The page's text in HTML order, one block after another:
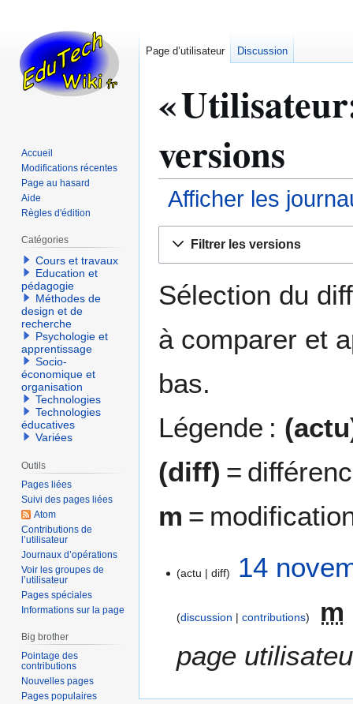
«
versions
Afficher les
navigation
recherche
Filtrer les versions
Sélection du
à comparer et
bas.
Légende :
(diff) =
m =
actu diff 14
discussion contributions
m
page
Page d’utilisateur Discussion
Accueil
Modifications récentes
Page au hasard
Aide
Règles d'édition
Catégories
Cours et travaux
Education et
pédagogie
Méthodes de
design et de
recherche
Psychologie et
apprentissage
Socio-
économique et
organisation
Technologies
Technologies
éducatives
Variées
Outils
Pages liées
Suivi des pages liées
Atom
Contributions de
l’utilisateur
Journaux d’opérations
Voir les groupes de
l’utilisateur
Pages spéciales
Informations sur la page
Big brother
Pointage des
contributions
Nouvelles pages
Pages populaires